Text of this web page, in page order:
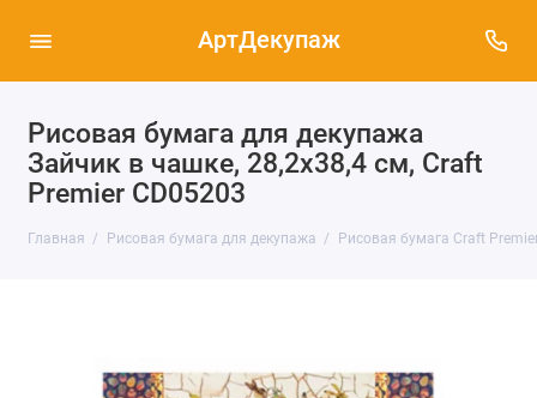
АртДекупаж
Рисовая бумага для декупажа
Зайчик в чашке, 28,2х38,4 см, Craft
Premier CD05203
Главная Рисовая бумага для декупажа Рисовая бумага Craft